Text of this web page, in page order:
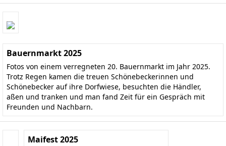
Bauernmarkt 2025
Fotos von einem verregneten 20. Bauernmarkt im Jahr 2025.
Trotz Regen kamen die treuen Schönebeckerinnen und
Schönebecker auf ihre Dorfwiese, besuchten die Händler,
aßen und tranken und man fand Zeit für ein Gespräch mit
Freunden und Nachbarn.
Maifest 2025